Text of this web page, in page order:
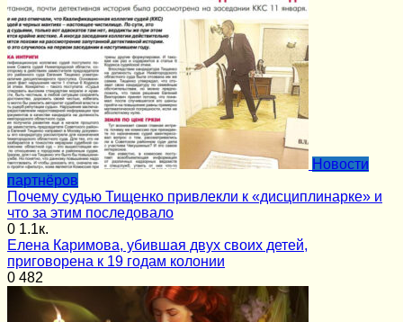
Новости
партнёров
Почему судью Тищенко привлекли к «дисциплинарке» и
что за этим последовало
0 1.1к.
Елена Каримова, убившая двух своих детей,
приговорена к 19 годам колонии
0 482